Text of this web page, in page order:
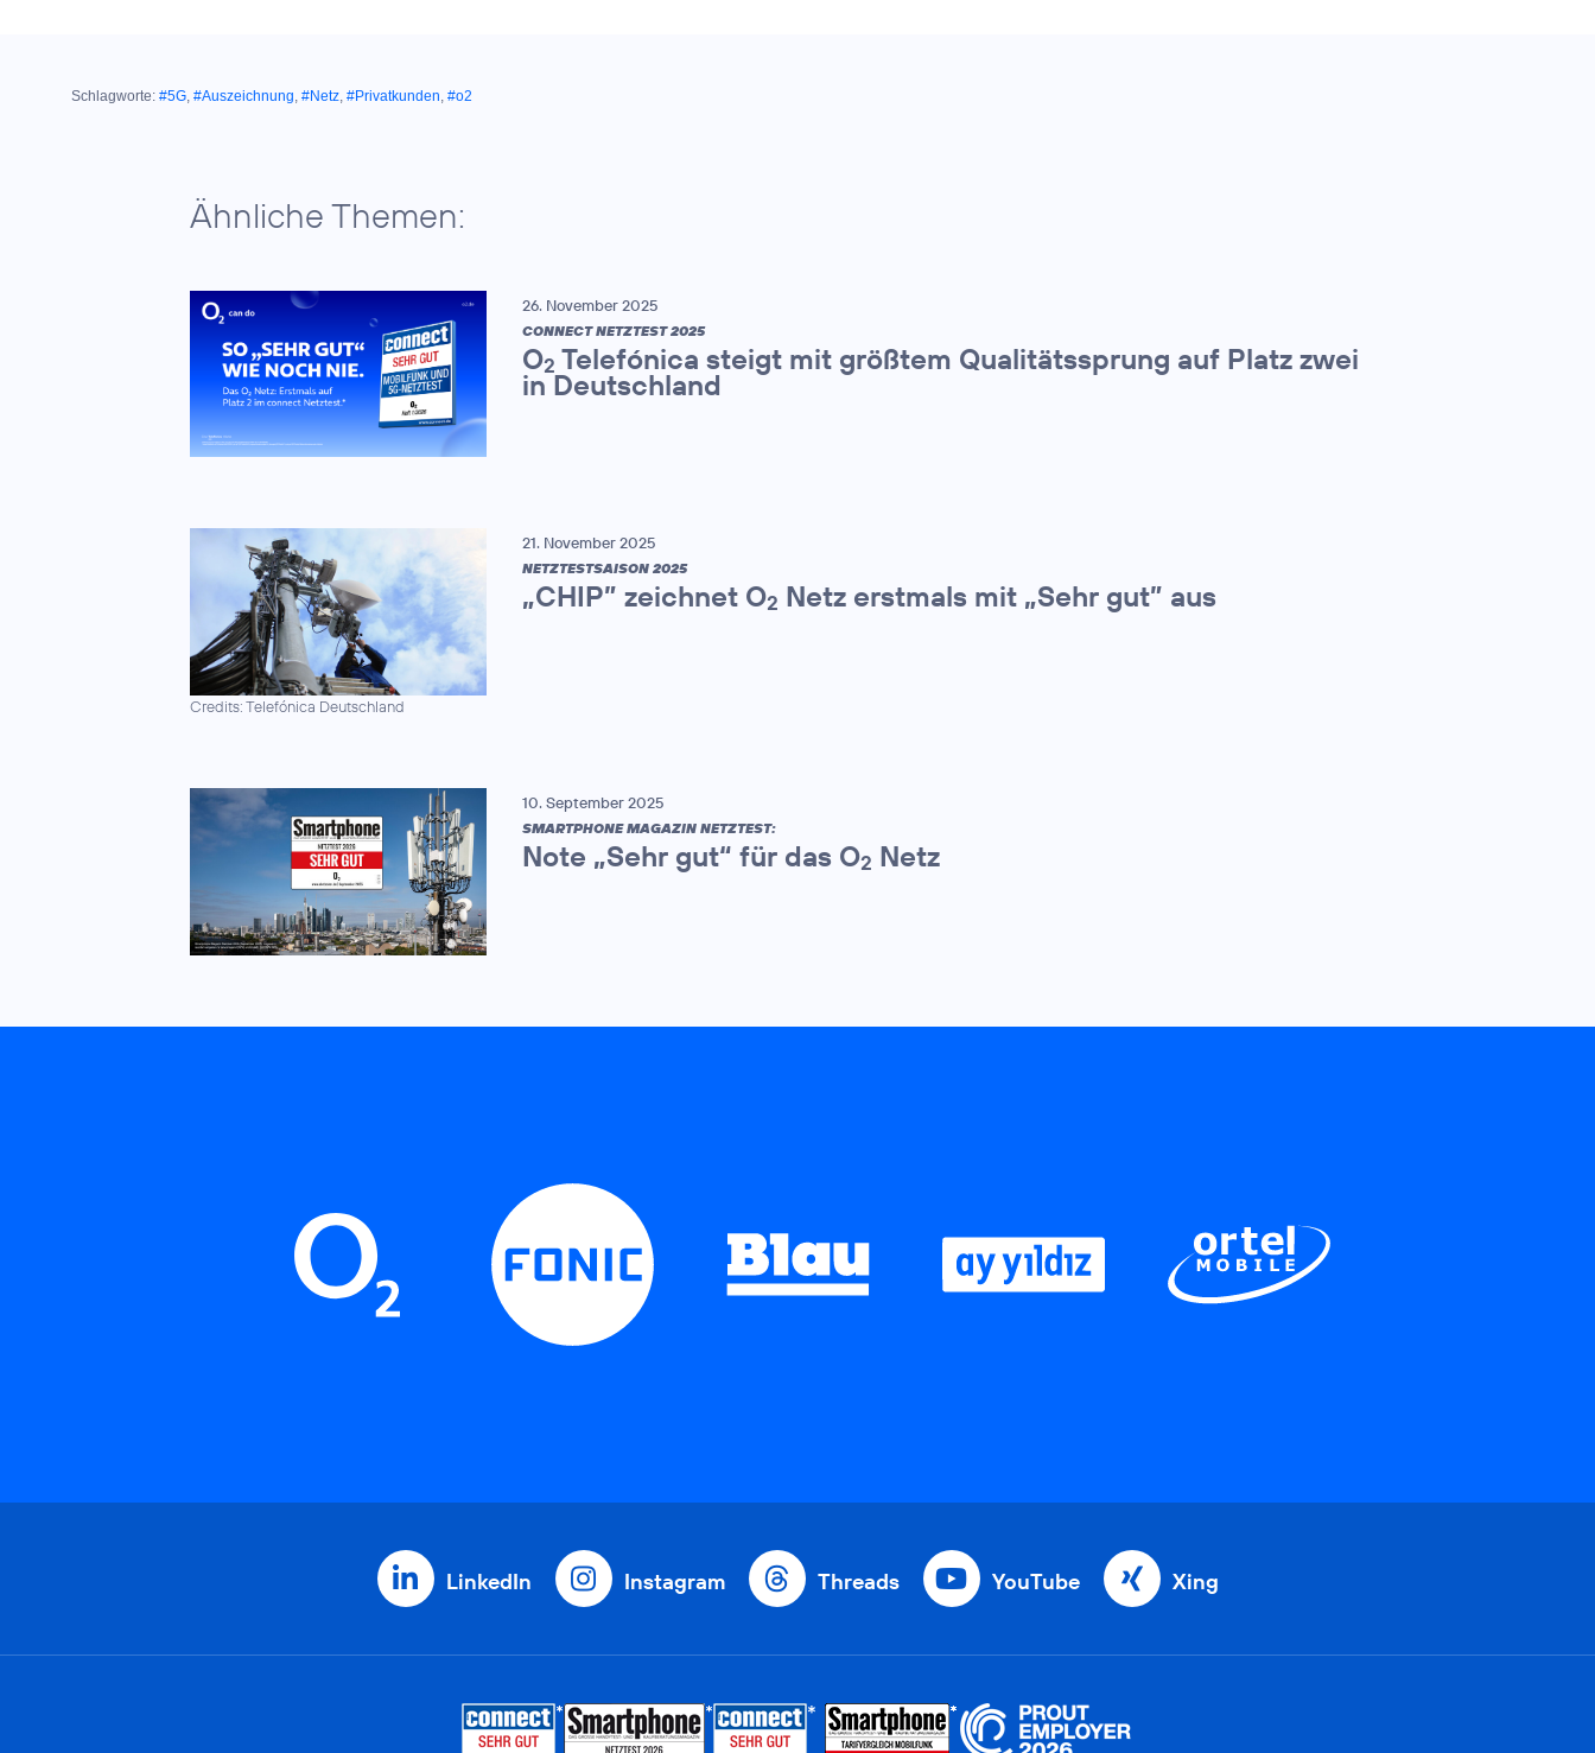
Schlagworte: #5G #Auszeichnung #Netz #Privatkunden #o2
Ähnliche Themen:
26. November 2025
CONNECT NETZTEST 2025
O2 Telefónica steigt mit größtem Qualitätssprung auf Platz zwei
in Deutschland
Credits: Telefónica Deutschland
21. November 2025
NETZTESTSAISON 2025
„CHIP” zeichnet O2 Netz erstmals mit „Sehr gut” aus
10. September 2025
SMARTPHONE MAGAZIN NETZTEST:
Note „Sehr gut“ für das O2 Netz
LinkedIn Instagram Threads YouTube Xing